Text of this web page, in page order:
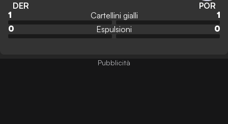
DER POR
1 Cartellini gialli
1
0
Espulsioni 0
Pubblicità